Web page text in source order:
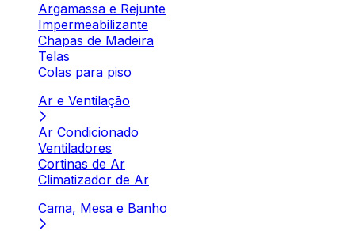
Argamassa e Rejunte
Impermeabilizante
Chapas de Madeira
Telas
Colas para piso
Ar e Ventilação
Ar Condicionado
Ventiladores
Cortinas de Ar
Climatizador de Ar
Cama, Mesa e Banho